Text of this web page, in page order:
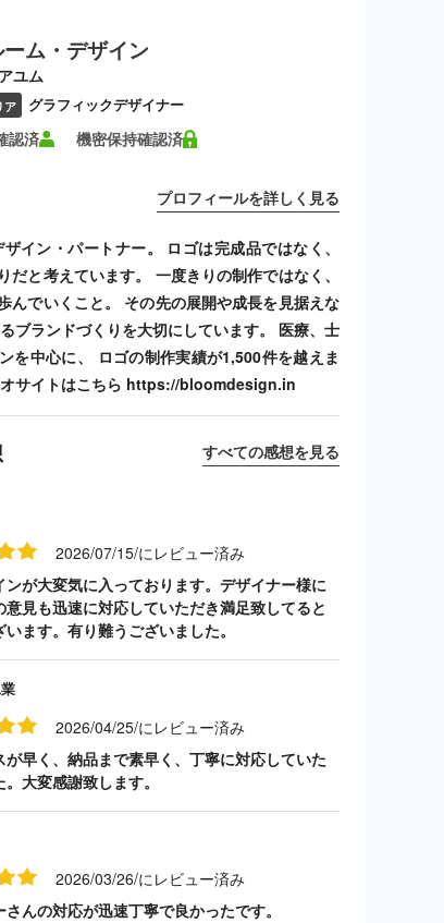
ム・デザイン
ユム
ア グラフィックデザイナー
認済 機密保持確認済
プロフィールを詳しく見る
イン・パートナー。 ロゴは完成品ではなく、
だと考えています。 一度きりの制作ではなく、
んでいくこと。 その先の展開や成長を見据えな
ブランドづくりを大切にしています。 医療、士
を中心に、 ロゴの制作実績が1,500件を越えま
オサイトはこちら https://bloomdesign.in
すべての感想を見る
2026/07/15/にレビュー済み
ンが大変気に入っております。デザイナー様に
意見も迅速に対応していただき満足致してると
ます。有り難うございました。
2026/04/25/にレビュー済み
が早く、納品まで素早く、丁寧に対応していた
大変感謝致します。
2026/03/26/にレビュー済み
んの対応が迅速丁寧で良かったです。